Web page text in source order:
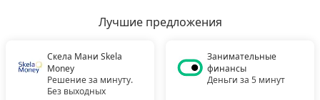
Лучшие предложения
Скела Мани Skela
Money
Решение за минуту.
Без выходных
Занимательные
финансы
Деньги за 5 минут